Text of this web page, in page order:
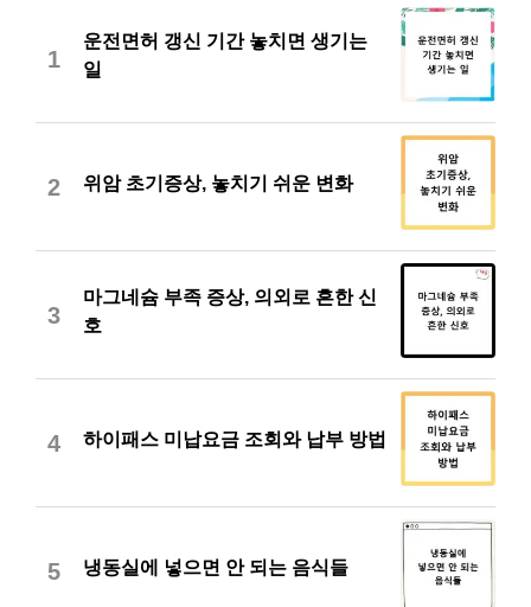
1
운전면허 갱신 기간 놓치면 생기는
일
2 위암 초기증상, 놓치기 쉬운 변화
3
마그네슘 부족 증상, 의외로 흔한 신
호
4 하이패스 미납요금 조회와 납부 방법
5 냉동실에 넣으면 안 되는 음식들